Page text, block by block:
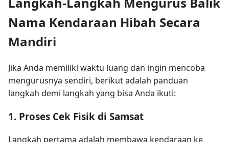
Nama Kendaraan Hibah Secara
Mandiri
Jika Anda memiliki waktu luang dan ingin mencoba
mengurusnya sendiri, berikut adalah panduan
langkah demi langkah yang bisa Anda ikuti:
1. Proses Cek Fisik di Samsat
Langkah pertama adalah membawa kendaraan ke